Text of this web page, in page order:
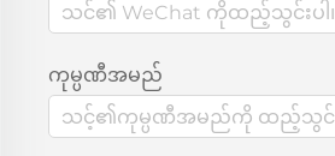
ကုမ္ပဏီအမည်